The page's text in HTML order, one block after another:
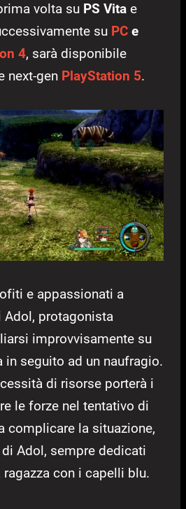
volta su PS Vita e
su PC e
4, sarà disponibile
next-gen PlayStation 5.
e appassionati a
Adol, protagonista
improvvisamente su
in seguito ad un naufragio.
di risorse porterà i
le forze nel tentativo di
complicare la situazione,
Adol, sempre dedicati
con i capelli blu.